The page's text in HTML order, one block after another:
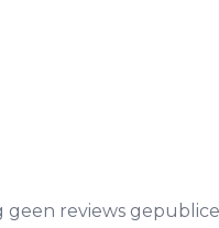
geen reviews